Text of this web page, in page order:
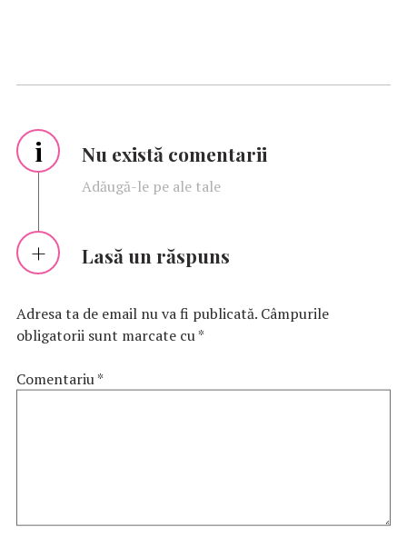
i Nu există comentarii
Adăugă-le pe ale tale
Lasă un răspuns
Adresa ta de email nu va fi publicată. Câmpurile
obligatorii sunt marcate cu*
Comentariu*